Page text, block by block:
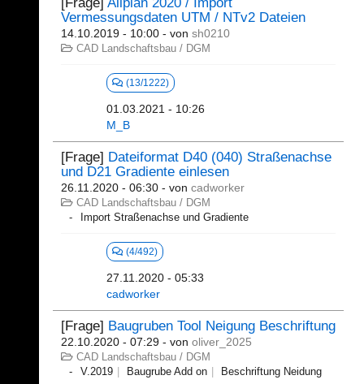
Vermessungsdaten UTM / NTv2 Dateien
14.10.2019 - 10:00 - von sh0210
CAD Landschaftsbau / DGM
(13/1222)
01.03.2021 - 10:26
M_B
[Frage] Dateiformat D40 (040) Straßenachse
und D21 Gradiente einlesen
26.11.2020 - 06:30 - von cadworker
CAD Landschaftsbau / DGM
Import Straßenachse und Gradiente
(4/492)
27.11.2020 - 05:33
cadworker
[Frage] Baugruben Tool Neigung Beschriftung
22.10.2020 - 07:29 - von oliver_2025
CAD Landschaftsbau / DGM
V.2019
Baugrube Add on Beschriftung Neidung